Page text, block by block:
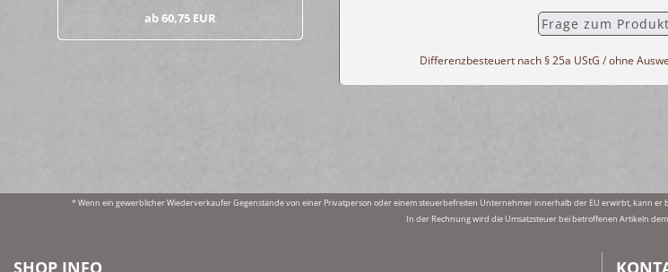
Frage zum Produkt
Differenzbesteuert nach § 25a UStG / ohne
ab 60,75 EUR
* Wenn ein gewerblicher Wiederverkaufer Gegenstände von einer Privatperson oder einem steuerbefreiten Unternehmer innerhalb der EU erwirbt, kann
In der Rechnung wird die Umsatzsteuer bei betroffenen Artikeln
SHOP INFO